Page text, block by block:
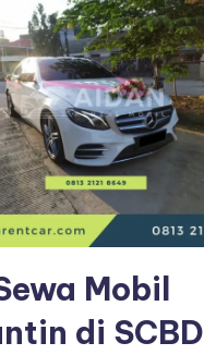
Mobil
di SCBD